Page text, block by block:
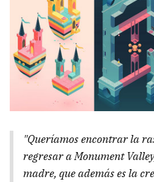
"Queríamos encontrar la
regresar a Monument
madre, que además es la